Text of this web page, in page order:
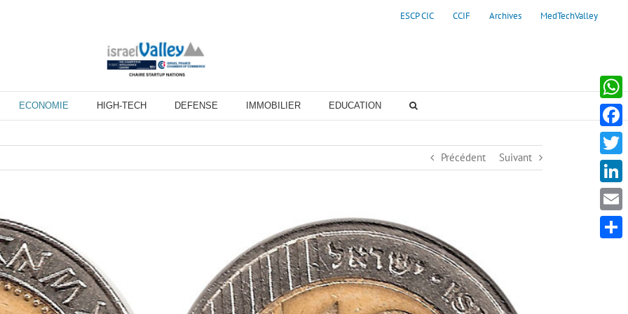
ESCP CIC CCIF Archives MedTechValley
ECONOMIE HIGH-TECH DEFENSE IMMOBILIER EDUCATION
Précédent Suivant
Email